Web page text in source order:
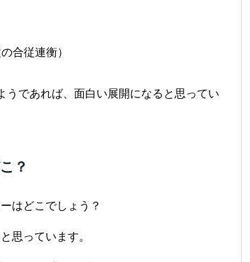
合従連衡）
であれば、面白い展開になると思ってい
？
はどこでしょう？
思っています。